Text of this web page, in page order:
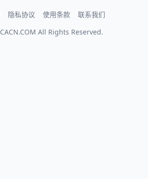
隐私协议 使用条款
联系我们
CACN.COM All Rights Reserved.